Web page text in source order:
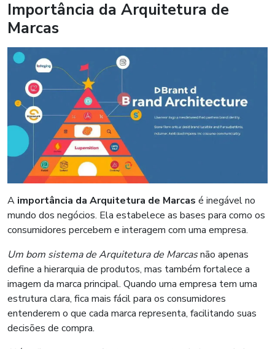
Importância da Arquitetura de
Marcas
A importância da Arquitetura de Marcas é inegável no
mundo dos negócios. Ela estabelece as bases para como os
consumidores percebem e interagem com uma empresa.
Um bom sistema de Arquitetura de Marcasnão apenas
define a hierarquia de produtos, mas também fortalece a
imagem da marca principal. Quando uma empresa tem uma
estrutura clara, fica mais fácil para os consumidores
entenderem o que cada marca representa, facilitando suas
decisões de compra.